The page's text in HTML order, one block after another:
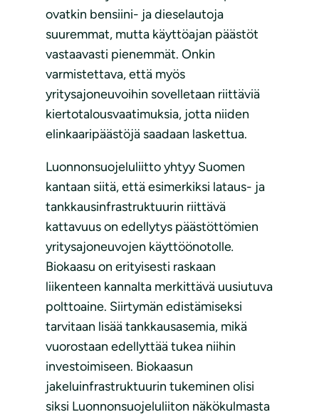
ovatkin bensiini- ja dieselautoja
suuremmat, mutta käyttöajan päästöt
vastaavasti pienemmät. Onkin
varmistettava, että myös
yritysajoneuvoihin sovelletaan riittäviä
kiertotalousvaatimuksia, jotta niiden
elinkaaripäästöjä saadaan laskettua.
Luonnonsuojeluliitto yhtyy Suomen
kantaan siitä, että esimerkiksi lataus- ja
tankkausinfrastruktuurin riittävä
kattavuus on edellytys päästöttömien
yritysajoneuvojen käyttöönotolle.
Biokaasu on erityisesti raskaan
liikenteen kannalta merkittävä uusiutuva
polttoaine. Siirtymän edistämiseksi
tarvitaan lisää tankkausasemia, mikä
vuorostaan edellyttää tukea niihin
investoimiseen. Biokaasun
jakeluinfrastruktuurin tukeminen olisi
siksi Luonnonsuojeluliiton näkökulmasta